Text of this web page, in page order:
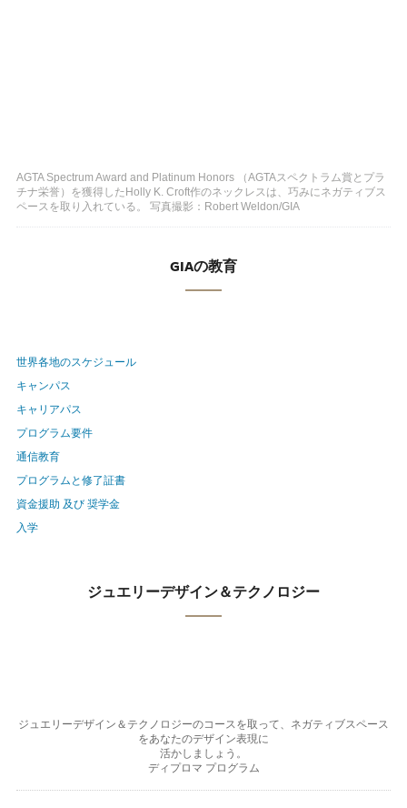
AGTA Spectrum Award and Platinum Honors （AGTAスペクトラム賞とプラ
チナ栄誉）を獲得したHolly K. Croft作のネックレスは、巧みにネガティブス
ペースを取り入れている。 写真撮影：Robert Weldon/GIA
GIAの教育
世界各地のスケジュール
キャンパス
キャリアパス
プログラム要件
通信教育
プログラムと修了証書
資金援助 及び 奨学金
入学
ジュエリーデザイン＆テクノロジー
ジュエリーデザイン＆テクノロジーのコースを取って、ネガティブスペース
をあなたのデザイン表現に
活かしましょう。
ディプロマ プログラム